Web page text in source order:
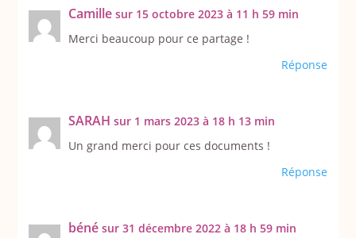
Camille sur 15 octobre 2023 à 11 h 59 min
Merci beaucoup pour ce partage !
Réponse
SARAH sur 1 mars 2023 à 18 h 13 min
Un grand merci pour ces documents !
Réponse
béné sur 31 décembre 2022 à 18 h 59 min